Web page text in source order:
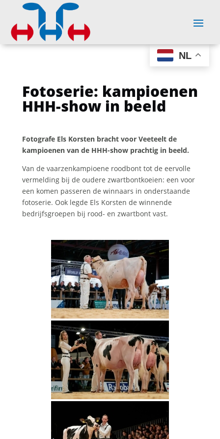
NL
Fotoserie: kampioenen
HHH-show in beeld
Fotografe Els Korsten bracht voor Veeteelt de
kampioenen van de HHH-show prachtig in beeld.
Van de vaarzenkampioene roodbont tot de eervolle
vermelding bij de oudere zwartbontkoeien: een voor
een komen passeren de winnaars in onderstaande
fotoserie. Ook legde Els Korsten de winnende
bedrijfsgroepen bij rood- en zwartbont vast.